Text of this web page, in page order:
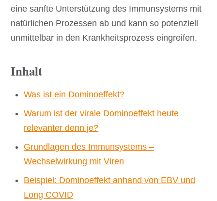
eine sanfte Unterstützung des Immunsystems mit
natürlichen Prozessen ab und kann so potenziell
unmittelbar in den Krankheitsprozess eingreifen.
Inhalt
Was ist ein Dominoeffekt?
Warum ist der virale Dominoeffekt heute
relevanter denn je?
Grundlagen des Immunsystems –
Wechselwirkung mit Viren
Beispiel: Dominoeffekt anhand von EBV und
Long COVID